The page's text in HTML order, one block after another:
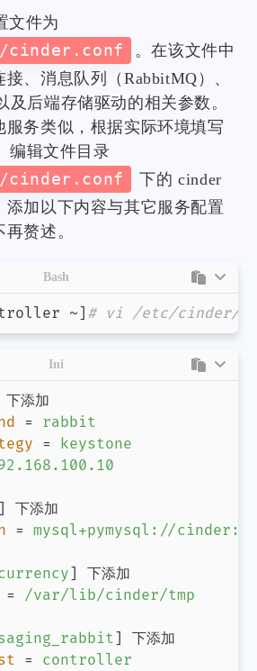
文件为
。在该文件中
、消息队列（RabbitMQ）、
及后端存储驱动的相关参数。
服务类似，根据实际环境填写
编辑文件目录
下的 cinder
添加以下内容与其它服务配置
赘述。
~ ] # vi /etc/cinder/
Bash
=
rabbit
=
keystone
]
= mysql+pymysql://
]
= /var/lib/cinder/tmp
]
= controller
Ini